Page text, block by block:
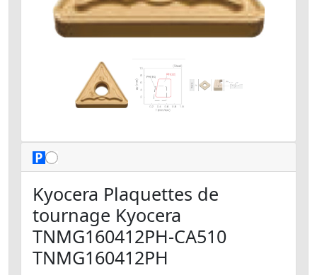
Kyocera Plaquettes de
tournage Kyocera
TNMG160412PH-CA510
TNMG160412PH